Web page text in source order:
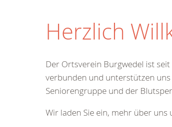
Herzlich
Der Ortsverein Burgwedel ist
verbunden und unterstützen
Seniorengruppe und der
Wir laden Sie ein, mehr über